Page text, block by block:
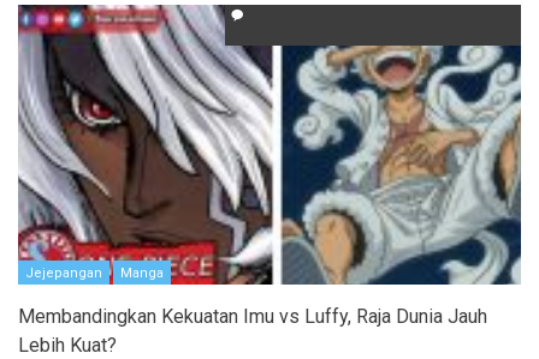
Jejepangan Manga
Membandingkan Kekuatan Imu vs Luffy, Raja Dunia Jauh
Lebih Kuat?